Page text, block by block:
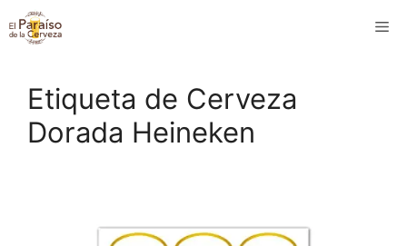
Saltar
al
Etiqueta de Cerveza
Dorada Heineken